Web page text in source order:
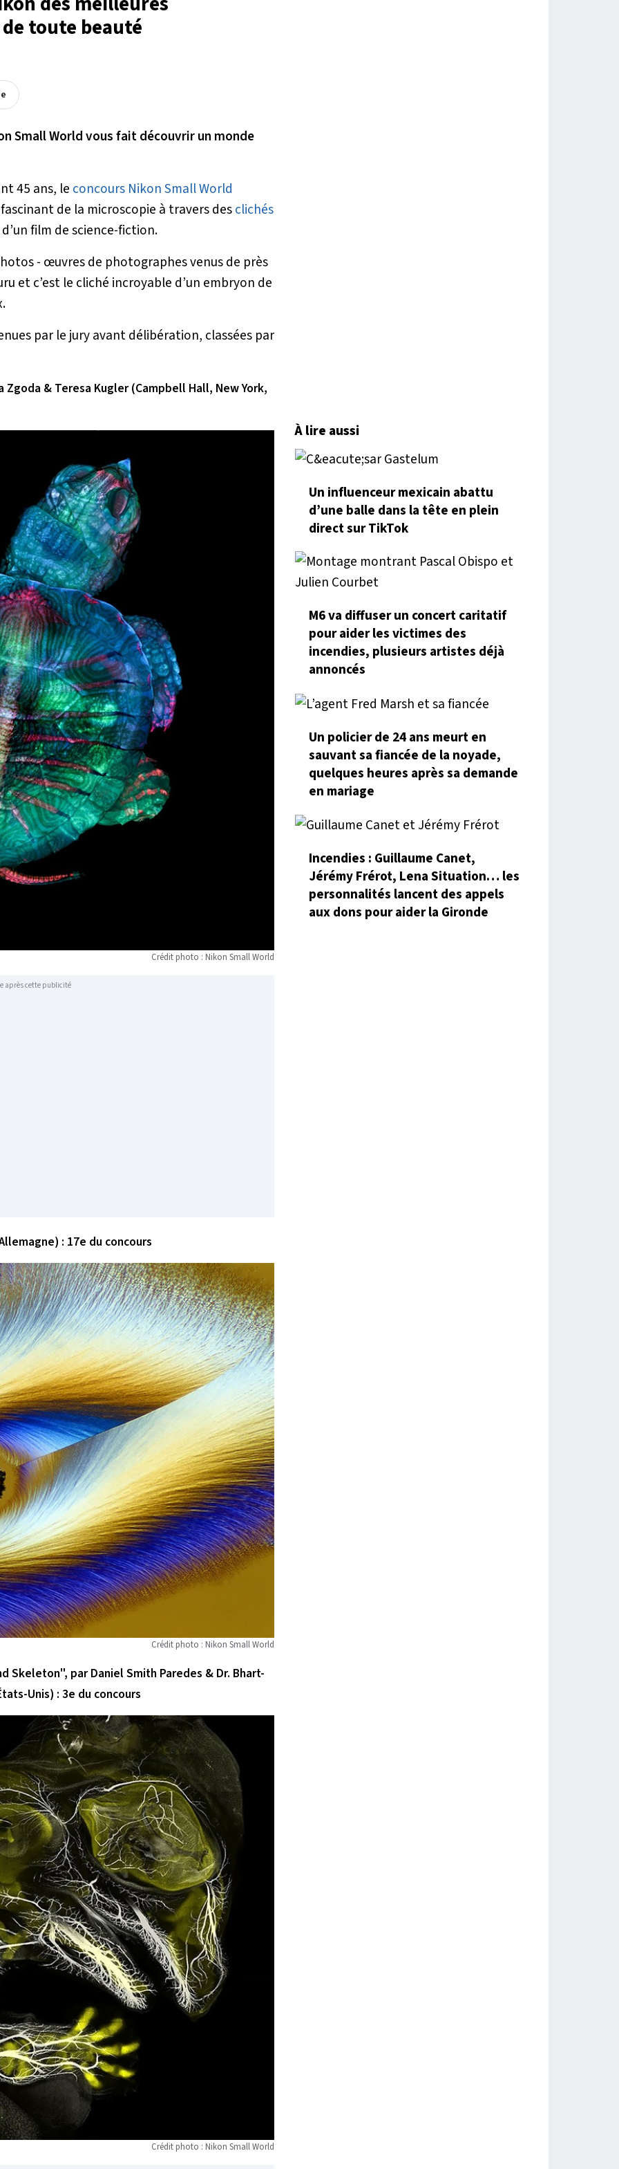
toute beauté
Small World vous fait découvrir un monde
45 ans, le concours Nikon Small World
de la microscopie à travers desclichés
film de science-fiction.
- œuvres de photographes venus de près
et c’est le cliché incroyable d’un embryon de
par le jury avant délibération, classées par
& Teresa Kugler (Campbell Hall, New York,
Crédit photo : Nikon Small World
après cette publicité
: 17e du concours
Crédit photo : Nikon Small World
Skeleton", par Daniel Smith Paredes & Dr. Bhart-
Unis) : 3e du concours
Crédit photo : Nikon Small World
À lire aussi
Un influenceur mexicain abattu
d’une balle dans la tête en plein
direct sur TikTok
M6 va diffuser un concert caritatif
pour aider les victimes des
incendies, plusieurs artistes déjà
annoncés
Un policier de 24 ans meurt en
sauvant sa fiancée de la noyade,
quelques heures après sa demande
en mariage
Incendies : Guillaume Canet,
Jérémy Frérot, Lena Situation… les
personnalités lancent des appels
aux dons pour aider la Gironde